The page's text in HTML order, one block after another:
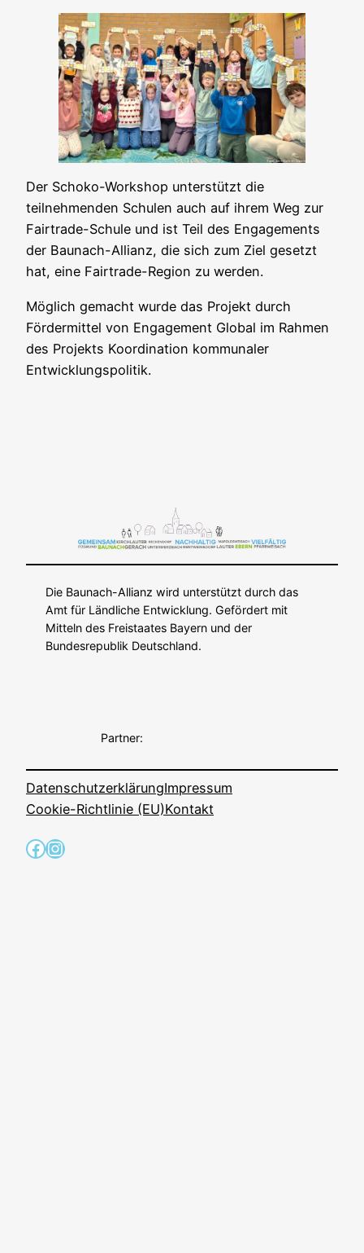
Der Schoko-Workshop unterstützt die
teilnehmenden Schulen auch auf ihrem Weg zur
Fairtrade-Schule und ist Teil des Engagements
der Baunach-Allianz, die sich zum Ziel gesetzt
hat, eine Fairtrade-Region zu werden.
Möglich gemacht wurde das Projekt durch
Fördermittel von Engagement Global im Rahmen
des Projekts Koordination kommunaler
Entwicklungspolitik.
Die Baunach-Allianz wird unterstützt durch das
Amt für Ländliche Entwicklung. Gefördert mit
Mitteln des Freistaates Bayern und der
Bundesrepublik Deutschland.
Partner:
DatenschutzerklärungImpressum
Cookie-Richtlinie (EU)Kontakt
Facebook
Instagram